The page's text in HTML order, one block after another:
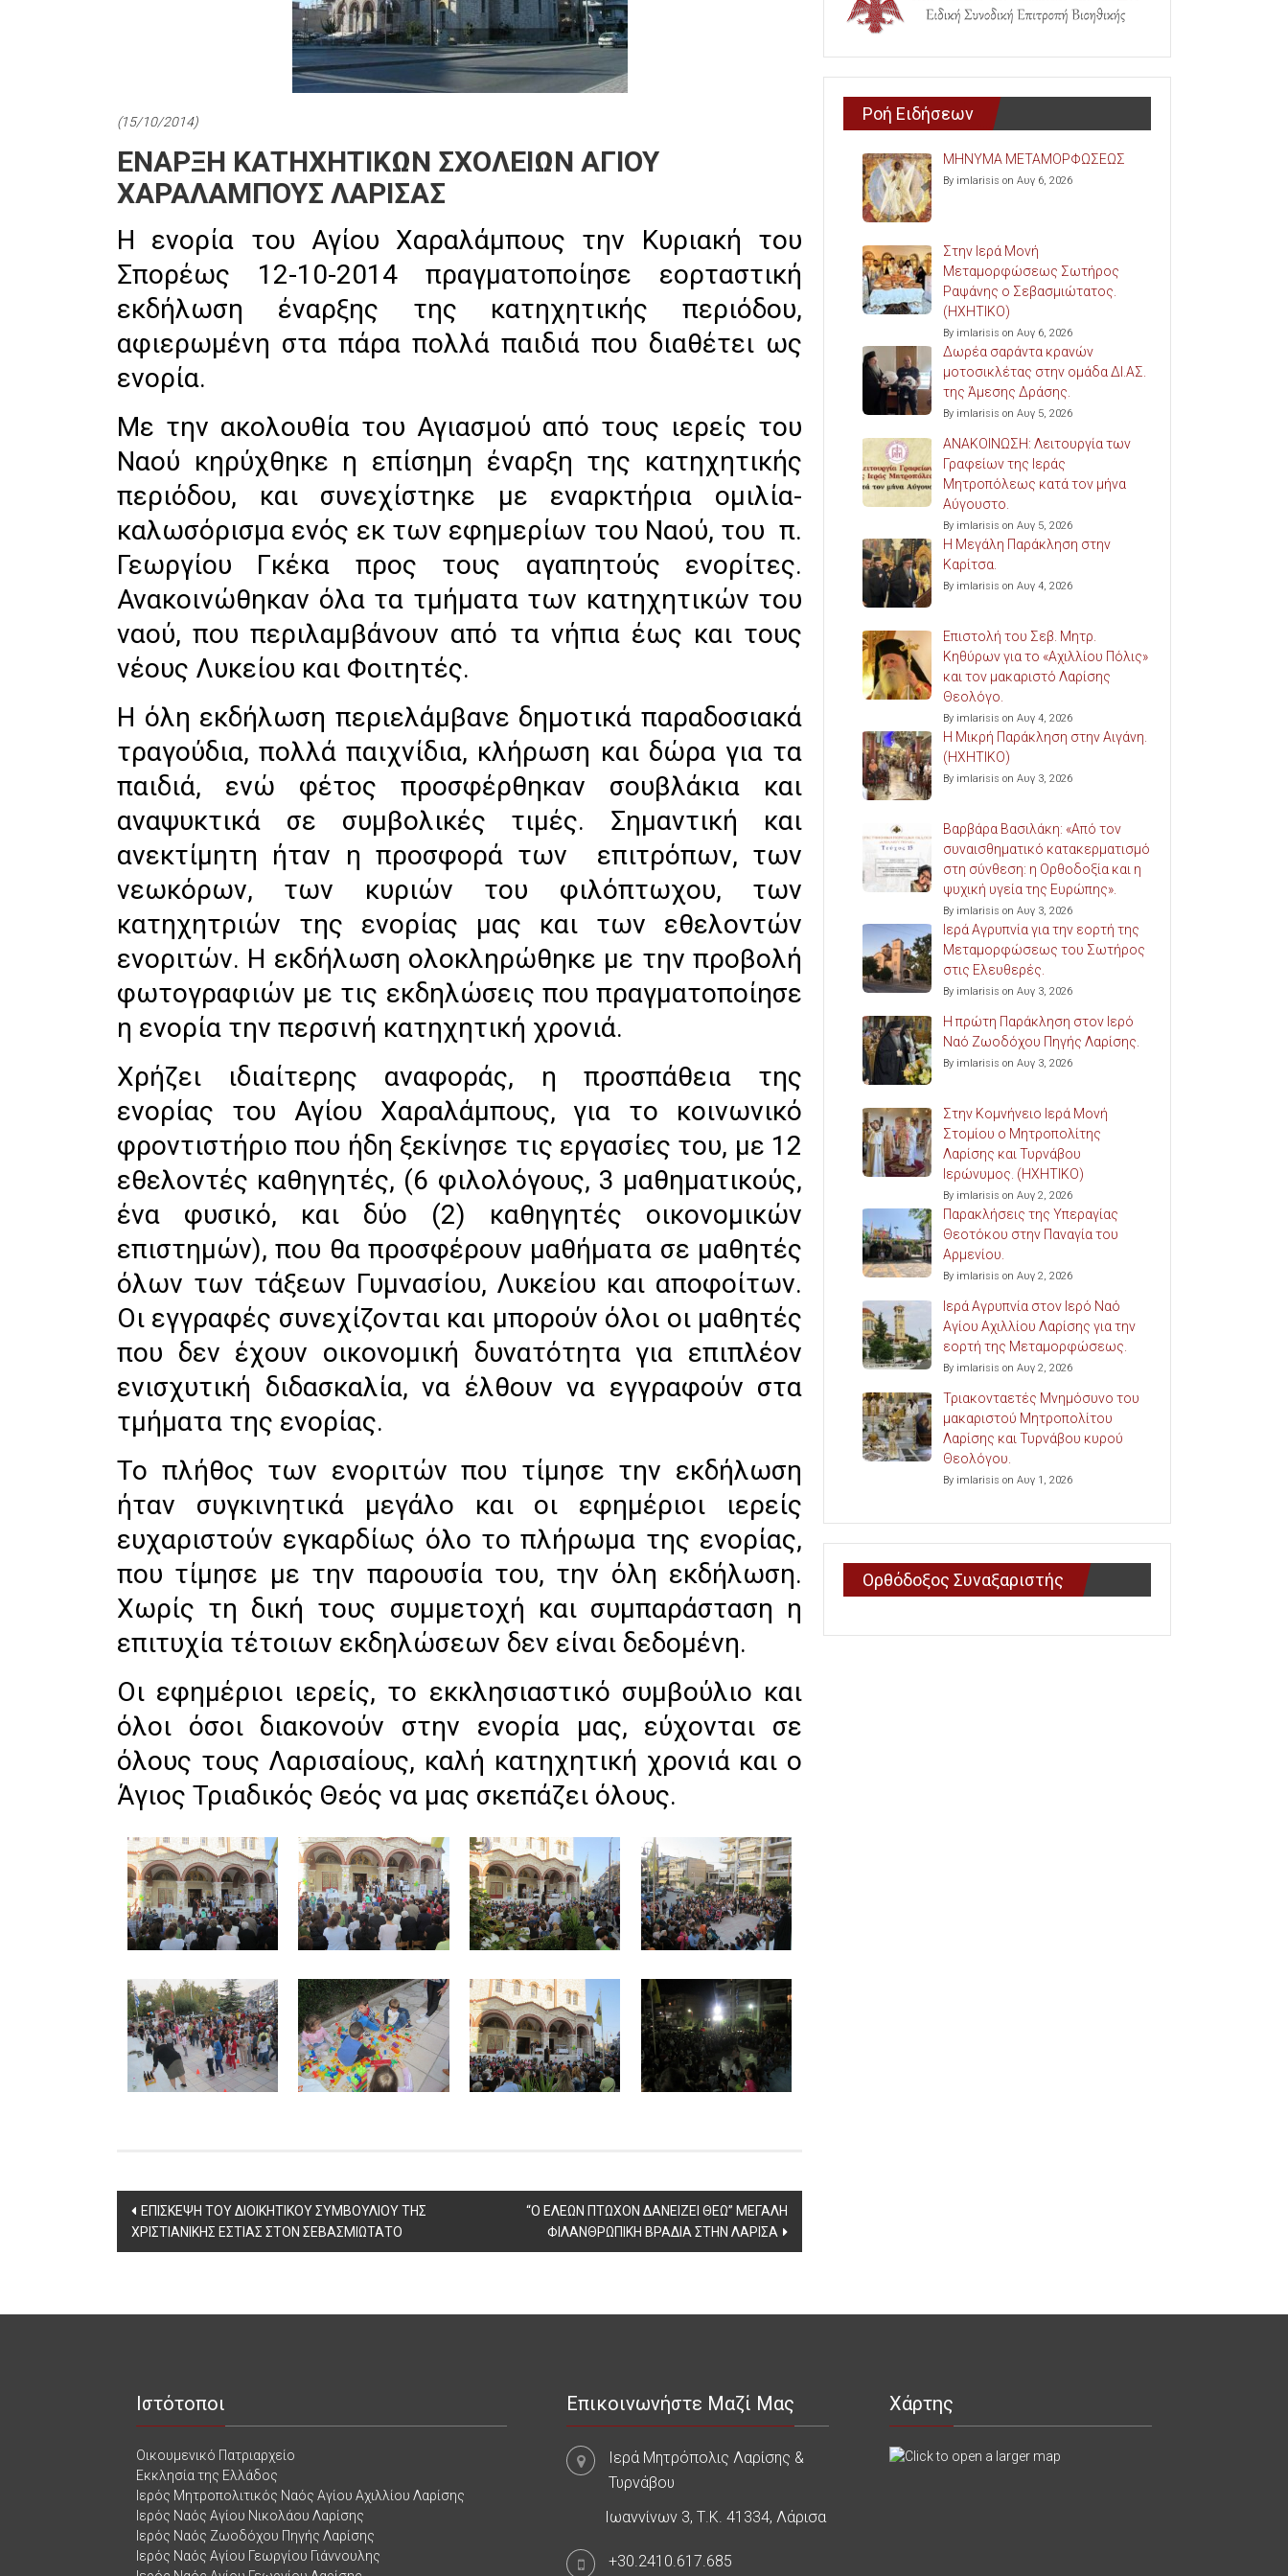
(15/10/2014)
ΕΝΑΡΞΗ ΚΑΤΗΧΗΤΙΚΩΝ ΣΧΟΛΕΙΩΝ ΑΓΙΟΥ
ΧΑΡΑΛΑΜΠΟΥΣ ΛΑΡΙΣΑΣ
Η ενορία του Αγίου Χαραλάμπους την Κυριακή του
Σπορέως 12-10-2014 πραγματοποίησε εορταστική
εκδήλωση έναρξης της κατηχητικής περιόδου,
αφιερωμένη στα πάρα πολλά παιδιά που διαθέτει ως
ενορία.
Με την ακολουθία του Αγιασμού από τους ιερείς του
Ναού κηρύχθηκε η επίσημη έναρξη της κατηχητικής
περιόδου, και συνεχίστηκε με εναρκτήρια ομιλία-
καλωσόρισμα ενός εκ των εφημερίων του Ναού, του π.
Γεωργίου Γκέκα προς τους αγαπητούς ενορίτες.
Ανακοινώθηκαν όλα τα τμήματα των κατηχητικών του
ναού, που περιλαμβάνουν από τα νήπια έως και τους
νέους Λυκείου και Φοιτητές.
Η όλη εκδήλωση περιελάμβανε δημοτικά παραδοσιακά
τραγούδια, πολλά παιχνίδια, κλήρωση και δώρα για τα
παιδιά, ενώ φέτος προσφέρθηκαν σουβλάκια και
αναψυκτικά σε συμβολικές τιμές. Σημαντική και
ανεκτίμητη ήταν η προσφορά των επιτρόπων, των
νεωκόρων, των κυριών του φιλόπτωχου, των
κατηχητριών της ενορίας μας και των εθελοντών
ενοριτών. Η εκδήλωση ολοκληρώθηκε με την προβολή
φωτογραφιών με τις εκδηλώσεις που πραγματοποίησε
η ενορία την περσινή κατηχητική χρονιά.
Χρήζει ιδιαίτερης αναφοράς, η προσπάθεια της
ενορίας του Αγίου Χαραλάμπους, για το κοινωνικό
φροντιστήριο που ήδη ξεκίνησε τις εργασίες του, με 12
εθελοντές καθηγητές, (6 φιλολόγους, 3 μαθηματικούς,
ένα φυσικό, και δύο (2) καθηγητές οικονομικών
επιστημών), που θα προσφέρουν μαθήματα σε μαθητές
όλων των τάξεων Γυμνασίου, Λυκείου και αποφοίτων.
Οι εγγραφές συνεχίζονται και μπορούν όλοι οι μαθητές
που δεν έχουν οικονομική δυνατότητα για επιπλέον
ενισχυτική διδασκαλία, να έλθουν να εγγραφούν στα
τμήματα της ενορίας.
Το πλήθος των ενοριτών που τίμησε την εκδήλωση
ήταν συγκινητικά μεγάλο και οι εφημέριοι ιερείς
ευχαριστούν εγκαρδίως όλο το πλήρωμα της ενορίας,
που τίμησε με την παρουσία του, την όλη εκδήλωση.
Χωρίς τη δική τους συμμετοχή και συμπαράσταση η
επιτυχία τέτοιων εκδηλώσεων δεν είναι δεδομένη.
Οι εφημέριοι ιερείς, το εκκλησιαστικό συμβούλιο και
όλοι όσοι διακονούν στην ενορία μας, εύχονται σε
όλους τους Λαρισαίους, καλή κατηχητική χρονιά και ο
Άγιος Τριαδικός Θεός να μας σκεπάζει όλους.
Post
navigation
ΕΠΙΣΚΕΨΗ ΤΟΥ ΔΙΟΙΚΗΤΙΚΟΥ ΣΥΜΒΟΥΛΙΟΥ ΤΗΣ
ΧΡΙΣΤΙΑΝΙΚΗΣ ΕΣΤΙΑΣ ΣΤΟΝ ΣΕΒΑΣΜΙΩΤΑΤΟ
“Ο ΕΛΕΩΝ ΠΤΩΧΟΝ ΔΑΝΕΙΖΕΙ ΘΕΩ” ΜΕΓΑΛΗ
ΦΙΛΑΝΘΡΩΠΙΚΗ ΒΡΑΔΙΑ ΣΤΗΝ ΛΑΡΙΣΑ
Ροή Ειδήσεων
ΜΗΝΥΜΑ ΜΕΤΑΜΟΡΦΩΣΕΩΣ
By imlarisis on Αυγ 6, 2026
Στην Ιερά Μονή
Μεταμορφώσεως Σωτήρος
Ραψάνης ο Σεβασμιώτατος.
(ΗΧΗΤΙΚΟ)
By imlarisis on Αυγ 6, 2026
Δωρέα σαράντα κρανών
μοτοσικλέτας στην ομάδα ΔΙ.ΑΣ.
της Άμεσης Δράσης.
By imlarisis on Αυγ 5, 2026
ΑΝΑΚΟΙΝΩΣΗ: Λειτουργία των
Γραφείων της Ιεράς
Μητροπόλεως κατά τον μήνα
Αύγουστο.
By imlarisis on Αυγ 5, 2026
Η Μεγάλη Παράκληση στην
Καρίτσα.
By imlarisis on Αυγ 4, 2026
Επιστολή του Σεβ. Μητρ.
Κηθύρων για το «Αχιλλίου Πόλις»
και τον μακαριστό Λαρίσης
Θεολόγο.
By imlarisis on Αυγ 4, 2026
Η Μικρή Παράκληση στην Αιγάνη.
(ΗΧΗΤΙΚΟ)
By imlarisis on Αυγ 3, 2026
Βαρβάρα Βασιλάκη: «Από τον
συναισθηματικό κατακερματισμό
στη σύνθεση: η Ορθοδοξία και η
ψυχική υγεία της Ευρώπης».
By imlarisis on Αυγ 3, 2026
Ιερά Αγρυπνία για την εορτή της
Μεταμορφώσεως του Σωτήρος
στις Ελευθερές.
By imlarisis on Αυγ 3, 2026
Η πρώτη Παράκληση στον Ιερό
Ναό Ζωοδόχου Πηγής Λαρίσης.
By imlarisis on Αυγ 3, 2026
Στην Κομνήνειο Ιερά Μονή
Στομίου ο Μητροπολίτης
Λαρίσης και Τυρνάβου
Ιερώνυμος. (ΗΧΗΤΙΚΟ)
By imlarisis on Αυγ 2, 2026
Παρακλήσεις της Υπεραγίας
Θεοτόκου στην Παναγία του
Αρμενίου.
By imlarisis on Αυγ 2, 2026
Ιερά Αγρυπνία στον Ιερό Ναό
Αγίου Αχιλλίου Λαρίσης για την
εορτή της Μεταμορφώσεως.
By imlarisis on Αυγ 2, 2026
Τριακονταετές Μνημόσυνο του
μακαριστού Μητροπολίτου
Λαρίσης και Τυρνάβου κυρού
Θεολόγου.
By imlarisis on Αυγ 1, 2026
Ορθόδοξος Συναξαριστής
Ιστότοποι
Οικουμενικό Πατριαρχείο
Εκκλησία της Ελλάδος
Ιερός Μητροπολιτικός Ναός Αγίου Αχιλλίου Λαρίσης
Ιερός Ναός Αγίου Νικολάου Λαρίσης
Ιερός Ναός Ζωοδόχου Πηγής Λαρίσης
Ιερός Ναός Αγίου Γεωργίου Γιάννουλης
Επικοινωνήστε Μαζί Μας
Ιερά Μητρόπολις Λαρίσης &
Τυρνάβου
Ιωαννίνων 3, Τ.Κ. 41334, Λάρισα
+30.2410.617.685
Χάρτης